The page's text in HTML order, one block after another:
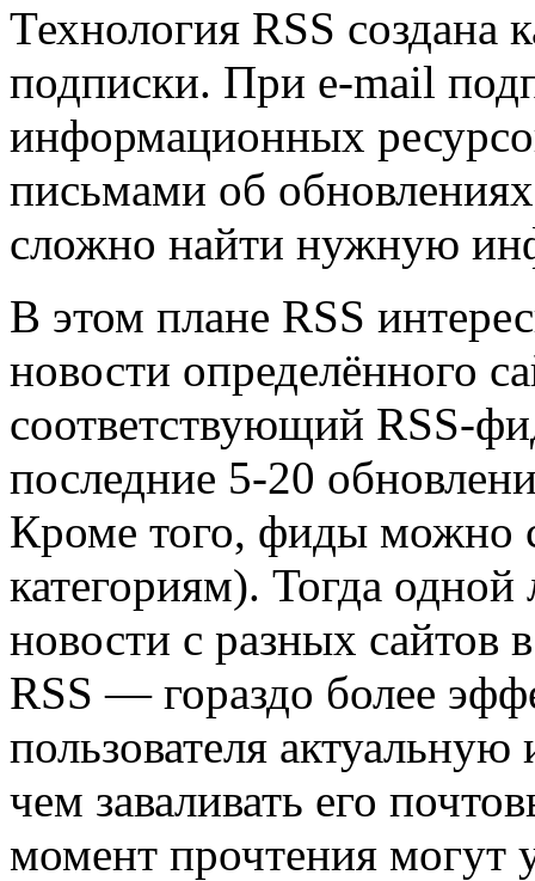
Технология RSS создана
подписки. При e-mail
информационных
письмами об
сложно найти нужную
В этом плане RSS
новости определённого
соответствующий RSS-
последние 5-20
Кроме того, фиды можно
категориям). Тогда
новости с разных сайтов
RSS — гораздо более
пользователя
чем заваливать его
момент прочтения могут